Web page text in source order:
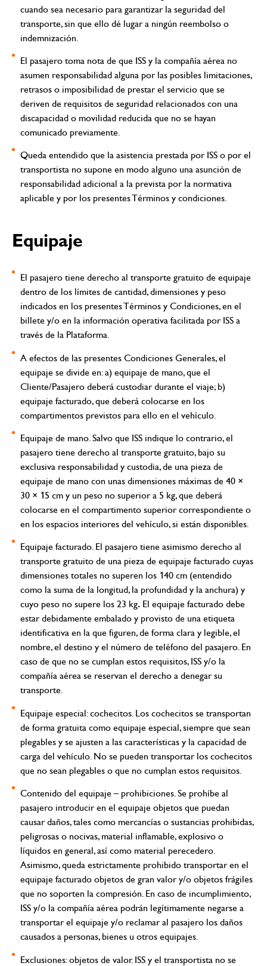
cuando sea necesario para garantizar la seguridad del
transporte, sin que ello dé lugar a ningún reembolso o
indemnización.
El pasajero toma nota de que ISS y la compañía aérea no
asumen responsabilidad alguna por las posibles limitaciones,
retrasos o imposibilidad de prestar el servicio que se
deriven de requisitos de seguridad relacionados con una
discapacidad o movilidad reducida que no se hayan
comunicado previamente.
Queda entendido que la asistencia prestada por ISS o por el
transportista no supone en modo alguno una asunción de
responsabilidad adicional a la prevista por la normativa
aplicable y por los presentes Términos y condiciones.
Equipaje
El pasajero tiene derecho al transporte gratuito de equipaje
dentro de los límites de cantidad, dimensiones y peso
indicados en los presentes Términos y Condiciones, en el
billete y/o en la información operativa facilitada por ISS a
través de la Plataforma.
A efectos de las presentes Condiciones Generales, el
equipaje se divide en: a) equipaje de mano, que el
Cliente/Pasajero deberá custodiar durante el viaje; b)
equipaje facturado, que deberá colocarse en los
compartimentos previstos para ello en el vehículo.
Equipaje de mano.Salvo que ISS indique lo contrario, el
pasajero tiene derecho al transporte gratuito, bajo su
exclusiva responsabilidad y custodia, de una pieza de
equipaje de mano con unas dimensiones máximas de 40 ×
30 × 15 cm y un peso no superior a 5 kg, que deberá
colocarse en el compartimento superior correspondiente o
en los espacios interiores del vehículo, si están disponibles.
Equipaje facturado.El pasajero tiene asimismo derecho al
transporte gratuito de una pieza de equipaje facturado cuyas
dimensiones totales no superen los 140 cm (entendido
como la suma de la longitud, la profundidad y la anchura) y
cuyo peso no supere los 23 kg. El equipaje facturado debe
estar debidamente embalado y provisto de una etiqueta
identificativa en la que figuren, de forma clara y legible, el
nombre, el destino y el número de teléfono del pasajero. En
caso de que no se cumplan estos requisitos, ISS y/o la
compañía aérea se reservan el derecho a denegar su
transporte.
Equipaje especial: cochecitos.Los cochecitos se transportan
de forma gratuita como equipaje especial, siempre que sean
plegables y se ajusten a las características y la capacidad de
carga del vehículo. No se pueden transportar los cochecitos
que no sean plegables o que no cumplan estos requisitos.
Contenido del equipaje – prohibiciones. Se prohíbe al
pasajero introducir en el equipaje objetos que puedan
causar daños, tales como mercancías o sustancias prohibidas,
peligrosas o nocivas, material inflamable, explosivo o
líquidos en general, así como material perecedero.
Asimismo, queda estrictamente prohibido transportar en el
equipaje facturado objetos de gran valor y/o objetos frágiles
que no soporten la compresión. En caso de incumplimiento,
ISS y/o la compañía aérea podrán legítimamente negarse a
transportar el equipaje y/o reclamar al pasajero los daños
causados a personas, bienes u otros equipajes.
Exclusiones: objetos de valor.ISS y el transportista no se